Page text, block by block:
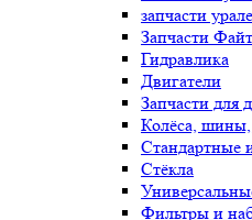
запчасти
Запчасти
Гидравлика
Двигатели
Запчасти для
Колёса, шины,
Стандартные
Стёкла
Фильтры и